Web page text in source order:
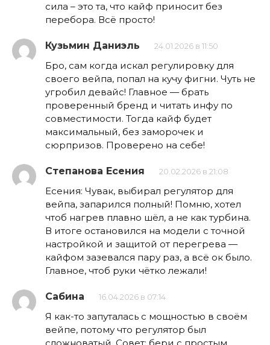
сила – это та, что кайф приносит без
перебора. Всё просто!
Кузьмин Даниэль 24.01.2026 в 11:50
Бро, сам когда искал регулировку для
своего вейпа, попал на кучу фигни. Чуть не
угробил девайс! Главное — брать
проверенный бренд и читать инфу по
совместимости. Тогда кайф будет
максимальный, без заморочек и
сюрпризов. Проверено на себе!
Степанова Есения 20.02.2026 в 21:08
Есения: Чувак, выбирал регулятор для
вейпа, запарился полный! Помню, хотел
чтоб нагрев плавно шёл, а не как турбина.
В итоге остановился на модели с точной
настройкой и защитой от перегрева —
кайфом зазевался пару раз, а всё ок было.
Главное, чтоб руки чётко лежали!
Сабина 16.04.2026 в 07:14
Я как-то запуталась с мощностью в своём
вейпе, потому что регулятор был
сложноватый. Совет: бери с простым